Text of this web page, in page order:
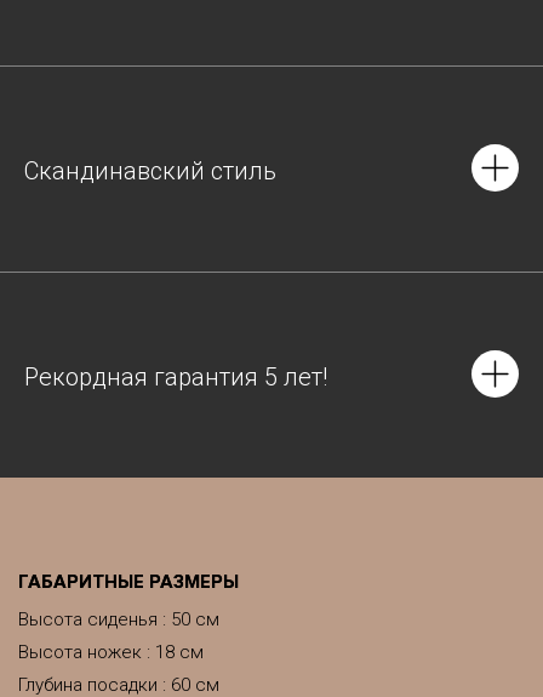
Скандинавский стиль
Рекордная гарантия 5 лет!
ГАБАРИТНЫЕ РАЗМЕРЫ
Высота сиденья : 50 см
Высота ножек : 18 см
Глубина посадки : 60 см